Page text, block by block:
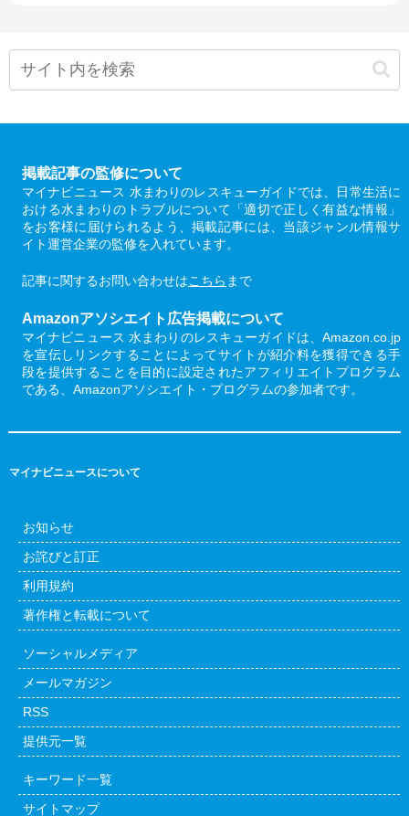
掲載記事の監修について
マイナビニュース 水まわりのレスキューガイドでは、日常生活に
おける水まわりのトラブルについて「適切で正しく有益な情報」
をお客様に届けられるよう、掲載記事には、当該ジャンル情報サ
イト運営企業の監修を入れています。
記事に関するお問い合わせはこちら まで
Amazonアソシエイト広告掲載について
マイナビニュース 水まわりのレスキューガイドは、Amazon.co.jp
を宣伝しリンクすることによってサイトが紹介料を獲得できる手
段を提供することを目的に設定されたアフィリエイトプログラム
である、Amazonアソシエイト・プログラムの参加者です。
マイナビニュースについて
お知らせ
お詫びと訂正
利用規約
著作権と転載について
ソーシャルメディア
メールマガジン
RSS
提供元一覧
キーワード一覧
サイトマップ